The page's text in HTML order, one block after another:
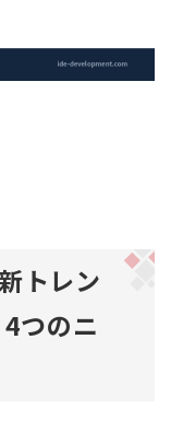
トレン
つのニ